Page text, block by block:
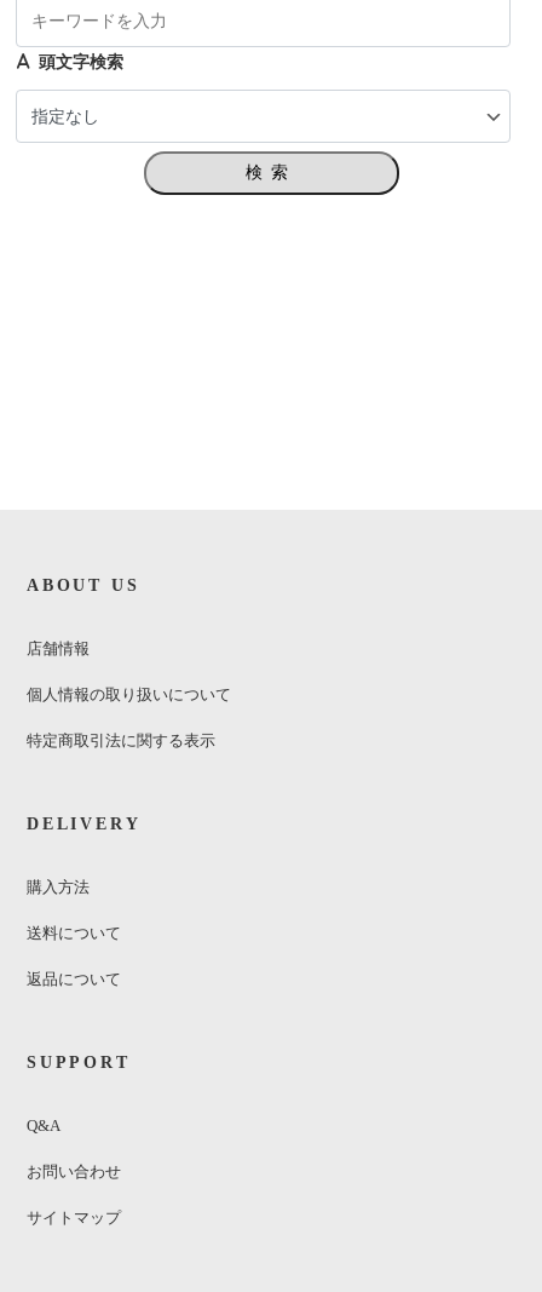
頭文字検索
検索
ABOUT US
店舗情報
個人情報の取り扱いについて
特定商取引法に関する表示
DELIVERY
購入方法
送料について
返品について
SUPPORT
Q&A
お問い合わせ
サイトマップ